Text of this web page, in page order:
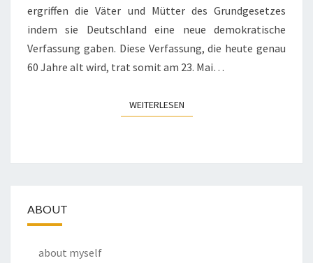
ergriffen die Väter und Mütter des Grundgesetzes
indem sie Deutschland eine neue demokratische
Verfassung gaben. Diese Verfassung, die heute genau
60 Jahre alt wird, trat somit am 23. Mai…
WEITERLESENWEITERLESEN
ABOUT
about myself